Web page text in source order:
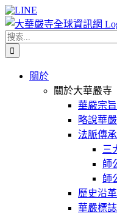
Skip
to
content
Facebook
X
WeChat
YouTube
LINE
搜
索
關於
關於大華嚴寺
華嚴宗旨
略說華嚴
法脈傳承
三
師
師
歷史沿革
華嚴標誌